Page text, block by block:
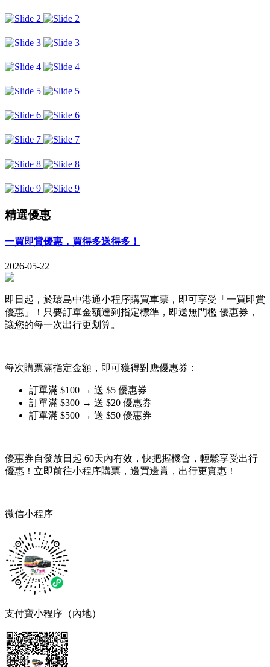
精選優惠
一買即賞優惠，買得多送得多！
2026-05-22
即日起，於環島中港通小程序購買車票，即可享受「一買即賞
優惠」！只要訂單金額達到指定標準，即送無門檻 優惠券，
讓您的每一次出行更划算。
每次購票滿指定金額，即可獲得對應優惠券：
訂單滿 $100 → 送 $5 優惠券
訂單滿 $300 → 送 $20 優惠券
訂單滿 $500 → 送 $50 優惠券
優惠券自發放日起 60天內有效，快把握機會，輕鬆享受出行
優惠！立即前往小程序購票，邊買邊賞，出行更實惠！
微信小程序
支付寶小程序（內地）